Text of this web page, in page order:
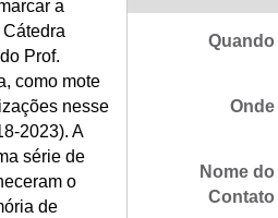
Quando
Onde
Nome do
Contato
a
Prof.
como mote
nesse
2023). A
série de
o
de